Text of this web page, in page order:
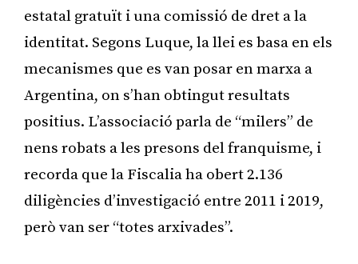
estatal gratuït i una comissió de dret a la
identitat. Segons Luque, la llei es basa en els
mecanismes que es van posar en marxa a
Argentina, on s’han obtingut resultats
positius. L’associació parla de “milers” de
nens robats a les presons del franquisme, i
recorda que la Fiscalia ha obert 2.136
diligències d’investigació entre 2011 i 2019,
però van ser “totes arxivades”.